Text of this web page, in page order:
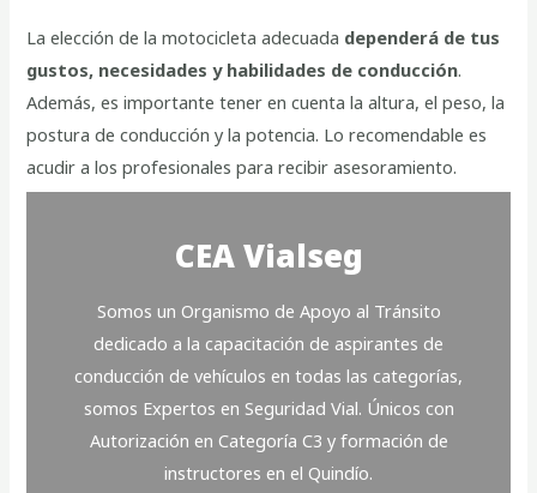
La elección de la motocicleta adecuada dependerá de tus
gustos, necesidades y habilidades de conducción.
Además, es importante tener en cuenta la altura, el peso, la
postura de conducción y la potencia. Lo recomendable es
acudir a los profesionales para recibir asesoramiento.
CEA Vialseg
Somos un Organismo de Apoyo al Tránsito
dedicado a la capacitación de aspirantes de
conducción de vehículos en todas las categorías,
somos Expertos en Seguridad Vial. Únicos con
Autorización en Categoría C3 y formación de
instructores en el Quindío.